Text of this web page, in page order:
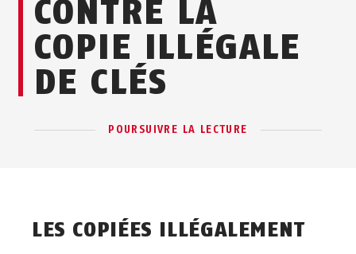
CONTRE LA
COPIE ILLÉGALE
DE CLÉS
POURSUIVRE LA LECTURE
LES COPIÉES ILLÉGALEMENT